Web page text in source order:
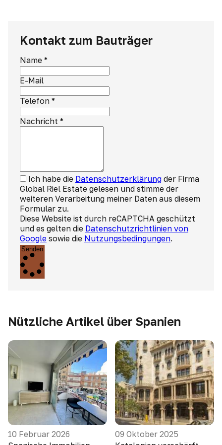
Kontakt zum Bauträger
Name *
E-Mail
Telefon *
Nachricht *
Ich habe die Datenschutzerklärung der Firma
Global Riel Estate gelesen und stimme der
weiteren Verarbeitung meiner Daten aus diesem
Formular zu.
Diese Website ist durch reCAPTCHA geschützt
und es gelten die Datenschutzrichtlinien von
Google sowie die Nutzungsbedingungen.
Senden
Nützliche Artikel über Spanien
10 Februar 2026
09 Oktober 2025